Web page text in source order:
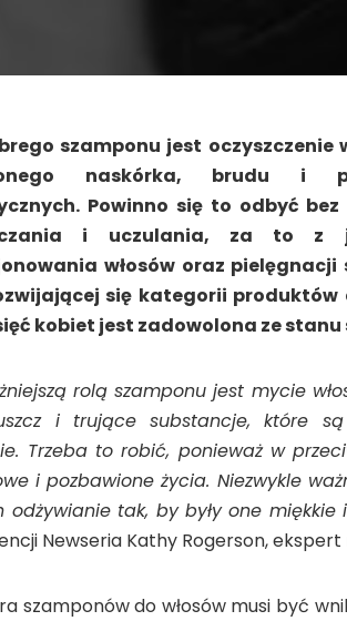
szamponu jest oczyszczenie
naskórka, brudu i
Powinno się to odbyć
i uczulania, za to z
włosów oraz pielęgnacji
się kategorii
kobiet jest zadowolona ze stanu
rolą szamponu jest mycie
i trujące substancje, które
Trzeba to robić, ponieważ w
i pozbawione życia. Niezwykle
odżywianie tak, by były one miękkie
Newseria Kathy Rogerson,
szamponów do włosów musi być